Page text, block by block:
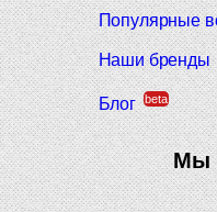
Популярные
Наши бренды
Блог beta
Мы